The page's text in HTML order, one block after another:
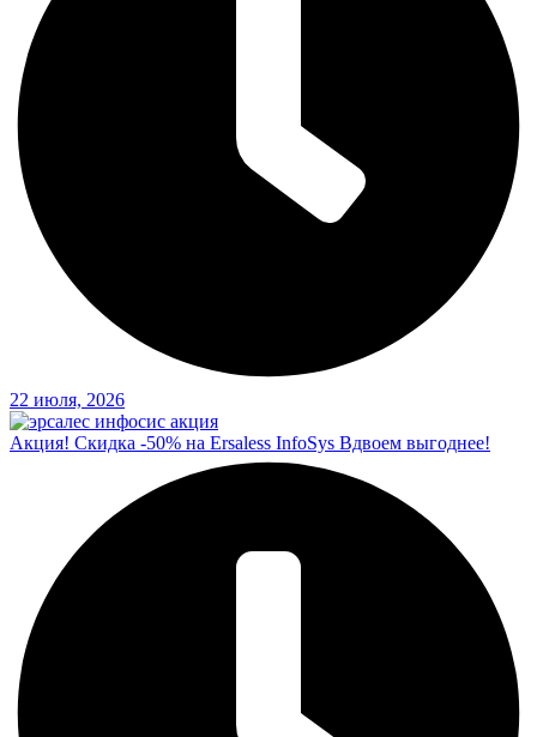
22 июля, 2026
Акция! Скидка -50% на Ersaless InfoSys Вдвоем выгоднее!